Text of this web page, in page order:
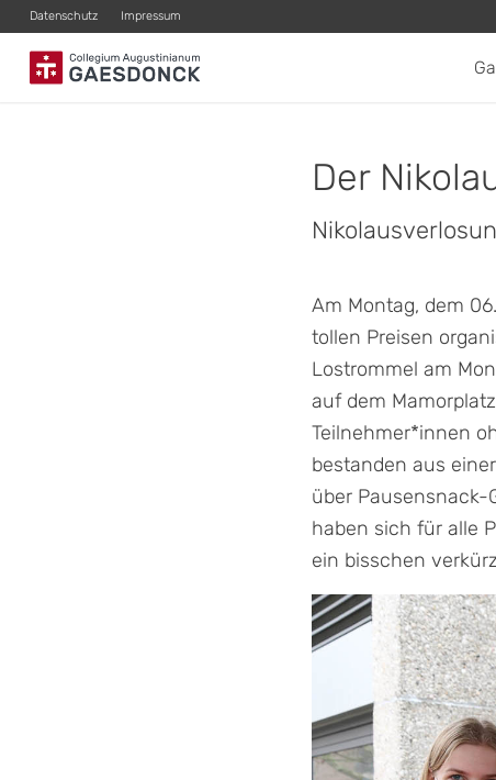
Datenschutz Impressum
Der
Am Montag, dem
tollen Preisen
Lostrommel am
auf dem
Teilnehmer*innen
bestanden aus
über Pausensnack-
haben sich für alle
ein bisschen